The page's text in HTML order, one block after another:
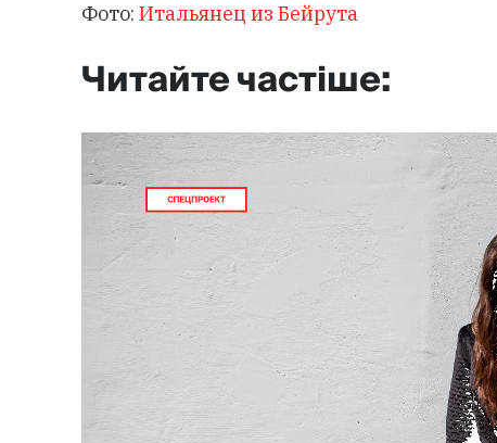
Фото: Итальянец из Бейрута
Читайте частіше: